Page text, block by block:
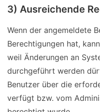
3) Ausreichende
Wenn der angemeldete
Berechtigungen hat,
weil Änderungen an
durchgeführt werden
Benutzer über die
verfügt bzw. vom